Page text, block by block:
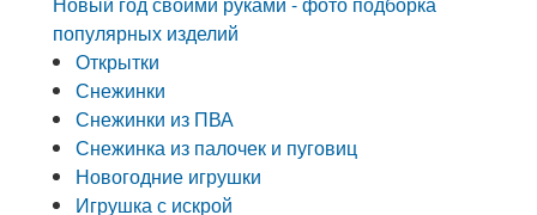
популярных изделий
Открытки
Снежинки
Снежинки из ПВА
Снежинка из палочек и пуговиц
Новогодние игрушки
Игрушка с искрой